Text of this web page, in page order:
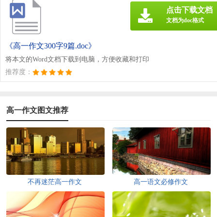
《高一作文300字9篇.doc》
将本文的Word文档下载到电脑，方便收藏和打印
推荐度：
点击下载文档
文档为doc格式
高一作文图文推荐
不再迷茫高一作文 高一语文必修作文